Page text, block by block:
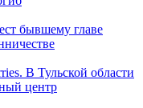
бывшему главе
В Тульской области
центр